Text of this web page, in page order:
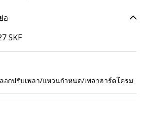
อ
SKF
กปรับเพลา/แหวนกำหนด/เพลาฮาร์ดโครม